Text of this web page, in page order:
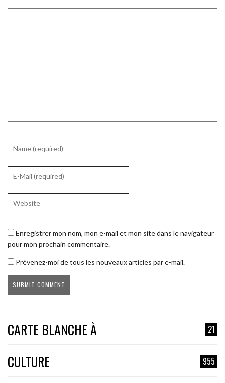
Enregistrer mon nom, mon e-mail et mon site dans le navigateur
pour mon prochain commentaire.
Prévenez-moi de tous les nouveaux articles par e-mail.
CARTE BLANCHE À 21
CULTURE 955